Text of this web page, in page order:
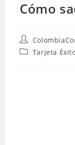
Cómo
Autor
de
Categoría
Tarjeta